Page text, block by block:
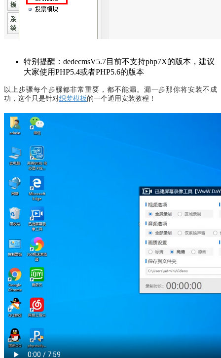
特别提醒：dedecmsV5.7目前不支持php7X的版本，建议
大家使用PHP5.4或者PHP5.6的版本
以上步骤每个步骤都非常重要，都不能漏。漏一步那你将安装不成
功，这个只是针对织梦模板 的一个通用安装教程！